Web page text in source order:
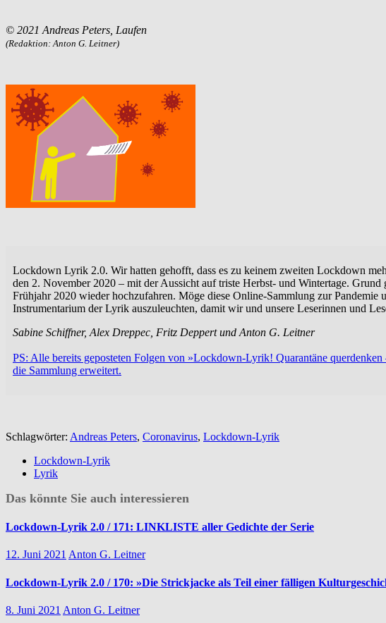
© 2021 Andreas Peters, Laufen
(Redaktion: Anton G. Leitner)
Lockdown Lyrik 2.0. Wir hatten gehofft, dass es zu keinem zweiten Lockdown
den 2. November 2020 – mit der Aussicht auf triste Herbst- und Wintertage.
Frühjahr 2020 wieder hochzufahren. Möge diese Online-Sammlung zur
Instrumentarium der Lyrik auszuleuchten, damit wir und unsere Leserinnen und
Sabine Schiffner, Alex Dreppec, Fritz Deppert und Anton G. Leitner
PS: Alle bereits geposteten Folgen von »Lockdown-Lyrik! Quarantäne
die Sammlung erweitert.
Schlagwörter: Andreas Peters, Coronavirus, Lockdown-Lyrik
Lockdown-Lyrik
Lyrik
Das könnte Sie auch interessieren
Lockdown-Lyrik 2.0 / 171: LINKLISTE aller Gedichte der Serie
12. Juni 2021 Anton G. Leitner
Lockdown-Lyrik 2.0 / 170: »Die Strickjacke als Teil einer fälligen
8. Juni 2021 Anton G. Leitner